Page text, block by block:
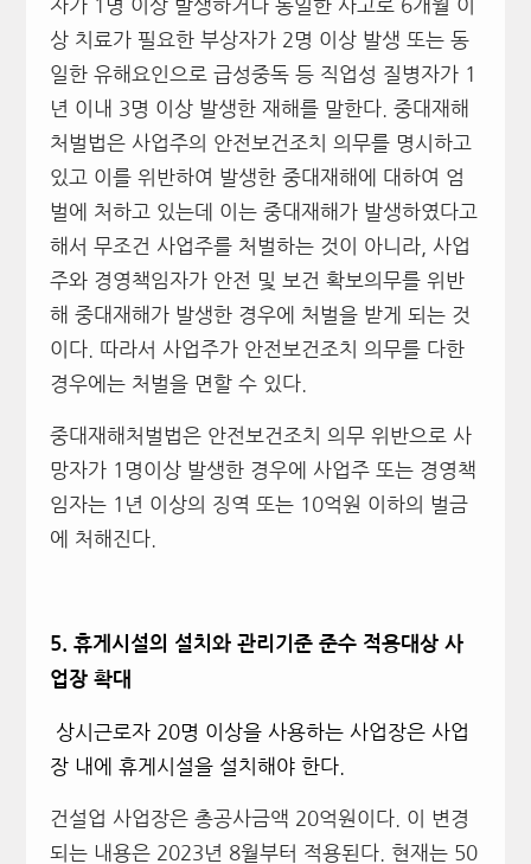
자가 1명 이상 발생하거나 동일한 사고로 6개월 이
상 치료가 필요한 부상자가 2명 이상 발생 또는 동
일한 유해요인으로 급성중독 등 직업성 질병자가 1
년 이내 3명 이상 발생한 재해를 말한다. 중대재해
처벌법은 사업주의 안전보건조치 의무를 명시하고
있고 이를 위반하여 발생한 중대재해에 대하여 엄
벌에 처하고 있는데 이는 중대재해가 발생하였다고
해서 무조건 사업주를 처벌하는 것이 아니라, 사업
주와 경영책임자가 안전 및 보건 확보의무를 위반
해 중대재해가 발생한 경우에 처벌을 받게 되는 것
이다. 따라서 사업주가 안전보건조치 의무를 다한
경우에는 처벌을 면할 수 있다.
중대재해처벌법은 안전보건조치 의무 위반으로 사
망자가 1명이상 발생한 경우에 사업주 또는 경영책
임자는 1년 이상의 징역 또는 10억원 이하의 벌금
에 처해진다.
5. 휴게시설의 설치와 관리기준 준수 적용대상 사
업장 확대
상시근로자 20명 이상을 사용하는 사업장은 사업
장 내에 휴게시설을 설치해야 한다.
건설업 사업장은 총공사금액 20억원이다. 이 변경
되는 내용은 2023년 8월부터 적용된다. 현재는 50